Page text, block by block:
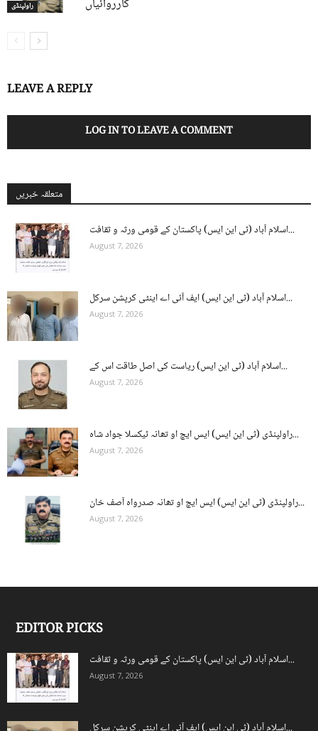
راولپنڈی کارروائیاں
LEAVE A REPLY
LOG IN TO LEAVE A COMMENT
متعلقہ خبریں
اسلام آباد (ٹی این ایس) پاکستان کے قومی ورثہ و ثقافت...
August 7, 2026
اسلام آباد (ٹی این ایس) ایف آئی اے اینٹی کرپشن سرکل...
August 7, 2026
اسلام آباد (ٹی این ایس) ریاست کی اصل طاقت اس کے...
August 7, 2026
راولپنڈی (ٹی این ایس) ایس ایچ او تھانہ ٹیکسلا جواد شاہ...
August 7, 2026
راولپنڈی (ٹی این ایس) ایس ایچ او تھانہ صدرواہ آصف خان...
August 7, 2026
EDITOR PICKS
اسلام آباد (ٹی این ایس) پاکستان کے قومی ورثہ و ثقافت...
August 7, 2026